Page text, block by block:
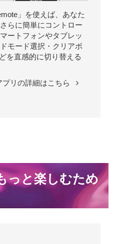
」を使えば、あなた
らに簡単にコントロー
ートフォンやタブレッ
モード選択・クリアボ
を直感的に切り替える
プリの詳細はこちら
っと楽しむため